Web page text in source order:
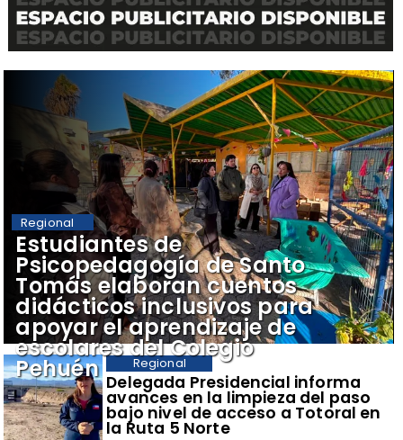
​Delegada Presidencial informa
avances en la limpieza del paso
bajo nivel de acceso a Totoral en
la Ruta 5 Norte
Regional
​Estudiantes de
Psicopedagogía de Santo
Tomás elaboran cuentos
didácticos inclusivos para
apoyar el aprendizaje de
escolares del Colegio
Pehuén
Regional